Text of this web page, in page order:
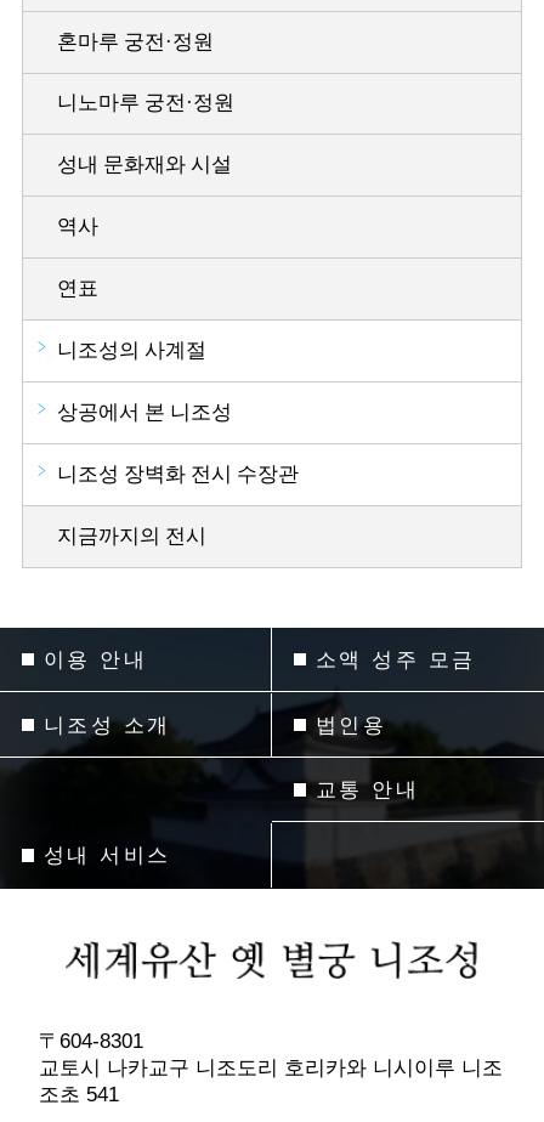
혼마루 궁전·정원
니노마루 궁전·정원
성내 문화재와 시설
역사
연표
니조성의 사계절
상공에서 본 니조성
니조성 장벽화 전시 수장관
지금까지의 전시
이용 안내
니조성 소개
성내 서비스
소액 성주 모금
법인용
교통 안내
〒604-8301
교토시 나카교구 니조도리 호리카와 니시이루 니조
조초 541